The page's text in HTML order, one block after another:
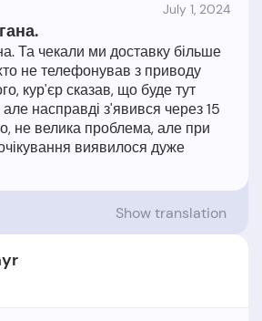
July 1, 2024
Та чекали ми доставку більше
не телефонував з приводу
кур'єр сказав, що буде тут
насправді з'явився через 15
не велика проблема, але при
виявилося дуже
Show translation